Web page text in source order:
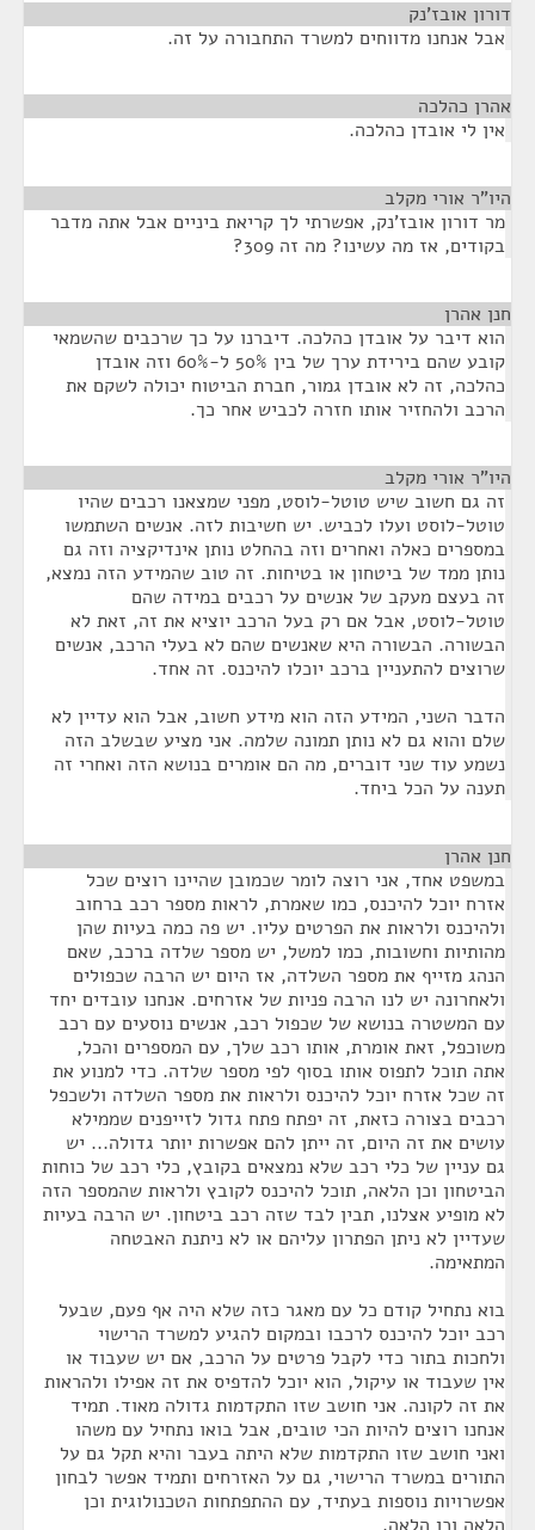
דורון אובז'נק
אבל אנחנו מדווחים למשרד התחבורה על זה.
אהרן כהלכה
אין לי אובדן כהלכה.
היו"ר אורי מקלב
מר דורון אובז'נק, אפשרתי לך קריאת ביניים אבל אתה מדבר
בקודים, אז מה עשינו? מה זה 309?
חנן אהרן
הוא דיבר על אובדן כהלכה. דיברנו על כך שרכבים שהשמאי
קובע שהם בירידת ערך של בין 50% ל-60% וזה אובדן
כהלכה, זה לא אובדן גמור, חברת הביטוח יכולה לשקם את
הרכב ולהחזיר אותו חזרה לכביש אחר כך.
היו"ר אורי מקלב
זה גם חשוב שיש טוטל-לוסט, מפני שמצאנו רכבים שהיו
טוטל-לוסט ועלו לכביש. יש חשיבות לזה. אנשים השתמשו
במספרים כאלה ואחרים וזה בהחלט נותן אינדיקציה וזה גם
נותן ממד של ביטחון או בטיחות. זה טוב שהמידע הזה נמצא,
זה בעצם מעקב של אנשים על רכבים במידה שהם
טוטל-לוסט, אבל אם רק בעל הרכב יוציא את זה, זאת לא
הבשורה. הבשורה היא שאנשים שהם לא בעלי הרכב, אנשים
שרוצים להתעניין ברכב יוכלו להיכנס. זה אחד.
הדבר השני, המידע הזה הוא מידע חשוב, אבל הוא עדיין לא
שלם והוא גם לא נותן תמונה שלמה. אני מציע שבשלב הזה
נשמע עוד שני דוברים, מה הם אומרים בנושא הזה ואחרי זה
תענה על הכל ביחד.
חנן אהרן
במשפט אחד, אני רוצה לומר שכמובן שהיינו רוצים שכל
אזרח יוכל להיכנס, כמו שאמרת, לראות מספר רכב ברחוב
ולהיכנס ולראות את הפרטים עליו. יש פה כמה בעיות שהן
מהותיות וחשובות, כמו למשל, יש מספר שלדה ברכב, שאם
הנהג מזייף את מספר השלדה, אז היום יש הרבה שכפולים
ולאחרונה יש לנו הרבה פניות של אזרחים. אנחנו עובדים יחד
עם המשטרה בנושא של שכפול רכב, אנשים נוסעים עם רכב
משוכפל, זאת אומרת, אותו רכב שלך, עם המספרים והכל,
אתה תוכל לתפוס אותו בסוף לפי מספר שלדה. כדי למנוע את
זה שכל אזרח יוכל להיכנס ולראות את מספר השלדה ולשכפל
רכבים בצורה כזאת, זה יפתח פתח גדול לזייפנים שממילא
עושים את זה היום, זה ייתן להם אפשרות יותר גדולה... יש
גם עניין של כלי רכב שלא נמצאים בקובץ, כלי רכב של כוחות
הביטחון וכן הלאה, תוכל להיכנס לקובץ ולראות שהמספר הזה
לא מופיע אצלנו, תבין לבד שזה רכב ביטחון. יש הרבה בעיות
שעדיין לא ניתן הפתרון עליהם או לא ניתנת האבטחה
המתאימה.
בוא נתחיל קודם כל עם מאגר כזה שלא היה אף פעם, שבעל
רכב יוכל להיכנס לרכבו ובמקום להגיע למשרד הרישוי
ולחכות בתור כדי לקבל פרטים על הרכב, אם יש שעבוד או
אין שעבוד או עיקול, הוא יוכל להדפיס את זה אפילו ולהראות
את זה לקונה. אני חושב שזו התקדמות גדולה מאוד. תמיד
אנחנו רוצים להיות הכי טובים, אבל בואו נתחיל עם משהו
ואני חושב שזו התקדמות שלא היתה בעבר והיא תקל גם על
התורים במשרד הרישוי, גם על האזרחים ותמיד אפשר לבחון
אפשרויות נוספות בעתיד, עם ההתפתחות הטכנולוגית וכן